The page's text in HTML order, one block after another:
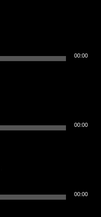
00:00
00:00
00:00